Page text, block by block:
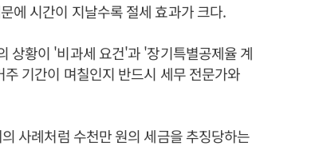
에 시간이 지날수록 절세 효과가 크다.
상황이 '비과세 요건'과 '장기특별공제율 계
기간이 며칠인지 반드시 세무 전문가와
사례처럼 수천만 원의 세금을 추징당하는